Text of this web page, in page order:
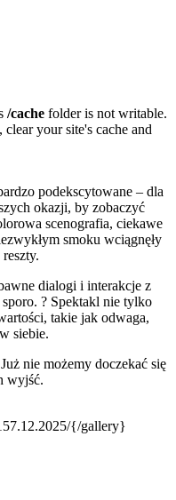
/cache folder is not writable.
your site's cache and
podekscytowane – dla
okazji, by zobaczyć
scenografia, ciekawe
smoku wciągnęły
dialogi i interakcje z
? Spektakl nie tylko
takie jak odwaga,
siebie.
nie możemy doczekać się
wyjść.
{/gallery}